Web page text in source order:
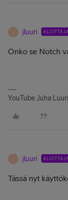
J jluuri ALOITTAJA
Onko se Notch
YouTube Juha
J jluuri ALOITTAJA
Tässä nyt